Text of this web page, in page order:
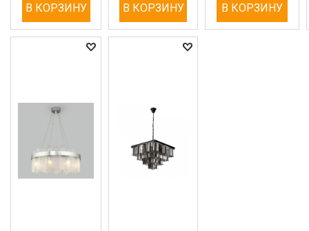
В КОРЗИНУ В КОРЗИНУ В КОРЗИНУ